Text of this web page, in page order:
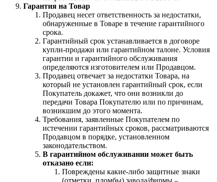
Гарантия на Товар
Продавец несет ответственность за недостатки,
обнаруженные в Товаре в течение гарантийного
срока.
Гарантийный срок устанавливается в договоре
купли-продажи или гарантийном талоне. Условия
гарантии и гарантийного обслуживания
определяются изготовителем или Продавцом.
Продавец отвечает за недостатки Товара, на
который не установлен гарантийный срок, если
Покупатель докажет, что они возникли до
передачи Товара Покупателю или по причинам,
возникшим до этого момента.
Требования, заявленные Покупателем по
истечении гарантийных сроков, рассматриваются
Продавцом в порядке, установленном
законодательством.
В гарантийном обслуживании может быть
отказано если:
Повреждены какие-либо защитные знаки
(отметки, пломбы) завода/фирмы –